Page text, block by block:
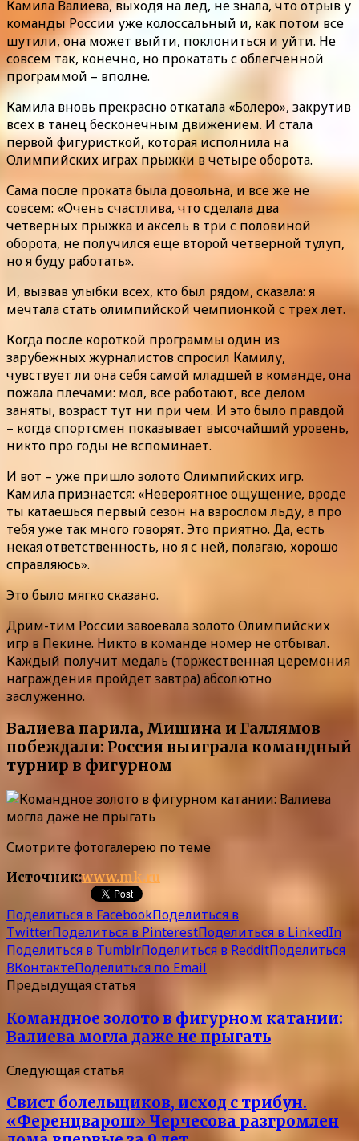
Камила Валиева, выходя на лед, не знала, что отрыв у
команды России уже колоссальный и, как потом все
шутили, она может выйти, поклониться и уйти. Не
совсем так, конечно, но прокатать с облегченной
программой – вполне.
Камила вновь прекрасно откатала «Болеро», закрутив
всех в танец бесконечным движением. И стала
первой фигуристкой, которая исполнила на
Олимпийских играх прыжки в четыре оборота.
Сама после проката была довольна, и все же не
совсем: «Очень счастлива, что сделала два
четверных прыжка и аксель в три с половиной
оборота, не получился еще второй четверной тулуп,
но я буду работать».
И, вызвав улыбки всех, кто был рядом, сказала: я
мечтала стать олимпийской чемпионкой с трех лет.
Когда после короткой программы один из
зарубежных журналистов спросил Камилу,
чувствует ли она себя самой младшей в команде, она
пожала плечами: мол, все работают, все делом
заняты, возраст тут ни при чем. И это было правдой
– когда спортсмен показывает высочайший уровень,
никто про годы не вспоминает.
И вот – уже пришло золото Олимпийских игр.
Камила признается: «Невероятное ощущение, вроде
ты катаешься первый сезон на взрослом льду, а про
тебя уже так много говорят. Это приятно. Да, есть
некая ответственность, но я с ней, полагаю, хорошо
справляюсь».
Это было мягко сказано.
Дрим-тим России завоевала золото Олимпийских
игр в Пекине. Никто в команде номер не отбывал.
Каждый получит медаль (торжественная церемония
награждения пройдет завтра) абсолютно
заслуженно.
Валиева парила, Мишина и Галлямов
побеждали: Россия выиграла командный
турнир в фигурном
Смотрите фотогалерею по теме
Источник:www.mk.ru
Поделиться в FacebookПоделиться в
TwitterПоделиться в PinterestПоделиться в LinkedIn
Поделиться в TumblrПоделиться в RedditПоделиться
ВКонтактеПоделиться по Email
Предыдущая статья
Командное золото в фигурном катании:
Валиева могла даже не прыгать
Следующая статья
Свист болельщиков, исход с трибун.
«Ференцварош» Черчесова разгромлен